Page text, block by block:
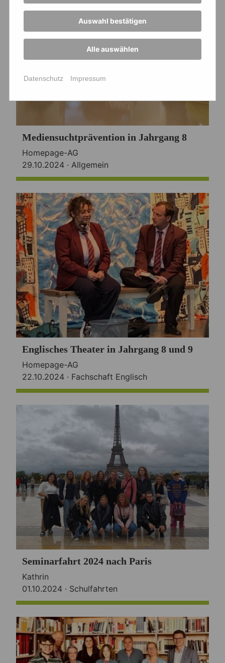
Mediensuchtprävention in Jahrgang 8
Homepage-AG
29.10.2024 · Allgemein
Englisches Theater in Jahrgang 8 und 9
Homepage-AG
22.10.2024 · Fachschaft Englisch
Seminarfahrt 2024 nach Paris
Kathrin
01.10.2024 · Schulfahrten
Auswahl bestätigen
Alle auswählen
Datenschutz Impressum